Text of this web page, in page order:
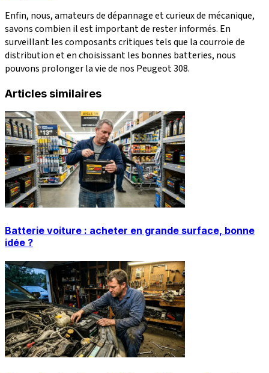
Enfin, nous, amateurs de dépannage et curieux de mécanique,
savons combien il est important de rester informés. En
surveillant les composants critiques tels que la courroie de
distribution et en choisissant les bonnes batteries, nous
pouvons prolonger la vie de nos Peugeot 308.
Articles similaires
Batterie voiture : acheter en grande surface, bonne
idée ?